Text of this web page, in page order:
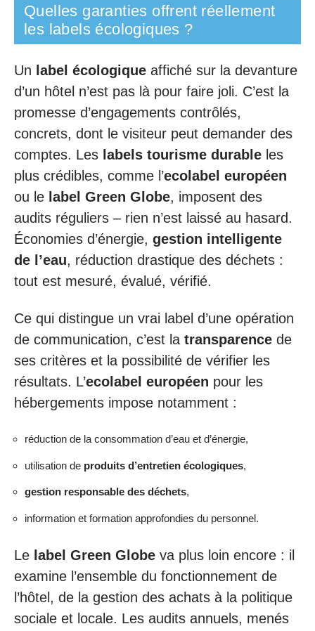
Quelles garanties offrent réellement
les labels écologiques ?
Un label écologique affiché sur la devanture
d’un hôtel n’est pas là pour faire joli. C’est la
promesse d’engagements contrôlés,
concrets, dont le visiteur peut demander des
comptes. Les labels tourisme durable les
plus crédibles, comme l’ecolabel européen
ou le label Green Globe, imposent des
audits réguliers – rien n’est laissé au hasard.
Économies d’énergie, gestion intelligente
de l’eau, réduction drastique des déchets :
tout est mesuré, évalué, vérifié.
Ce qui distingue un vrai label d’une opération
de communication, c’est la transparence de
ses critères et la possibilité de vérifier les
résultats. L’ecolabel européen pour les
hébergements impose notamment :
réduction de la consommation d’eau et d’énergie,
utilisation de produits d’entretien écologiques,
gestion responsable des déchets,
information et formation approfondies du personnel.
Le label Green Globe va plus loin encore : il
examine l’ensemble du fonctionnement de
l’hôtel, de la gestion des achats à la politique
sociale et locale. Les audits annuels, menés